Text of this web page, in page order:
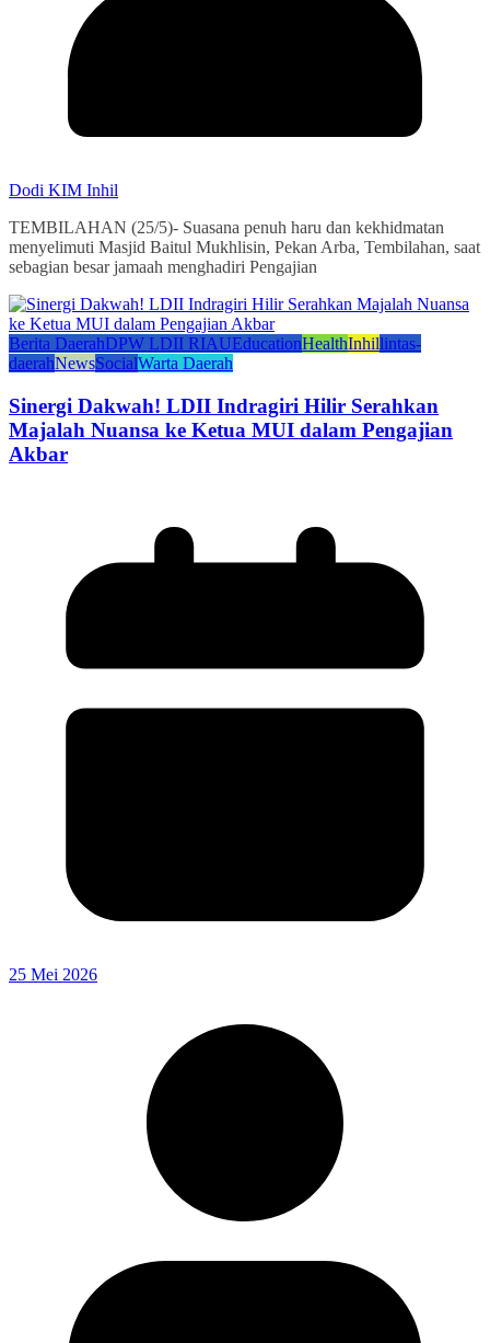
Dodi KIM Inhil
TEMBILAHAN (25/5)- Suasana penuh haru dan kekhidmatan
menyelimuti Masjid Baitul Mukhlisin, Pekan Arba, Tembilahan, saat
sebagian besar jamaah menghadiri Pengajian
Berita DaerahDPW LDII RIAUEducationHealthInhillintas-
daerahNewsSocialWarta Daerah
Sinergi Dakwah! LDII Indragiri Hilir Serahkan
Majalah Nuansa ke Ketua MUI dalam Pengajian
Akbar
25 Mei 2026